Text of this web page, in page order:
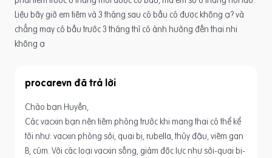
Liệu bây giờ em tiêm và 3 tháng sau có bầu có được không ạ? và
chẳng may có bầu trước 3 tháng thì có ảnh hưởng đến thai nhi
không ạ
procarevn
Chào bạn Huyền,
Các vacxin bạn nên tiêm phòng trước khi mang thai có thể kể
tới như: vacxin phòng sởi, quai bị, rubella, thủy đậu, viêm gan
B, cúm. Với các loại vacxin sống, giảm độc lực như sởi-quai bị-